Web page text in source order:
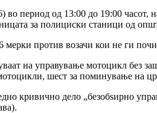
период од 13:00 до 19:00 часот,
за полициски станици од
против возачи кои не ги
на управување мотоцикл без
шест за поминување на
кривично дело „безобѕирно